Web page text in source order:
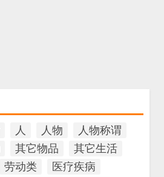
人 人物
人物称谓
其它物品
其它生活
劳动类
医疗疾病